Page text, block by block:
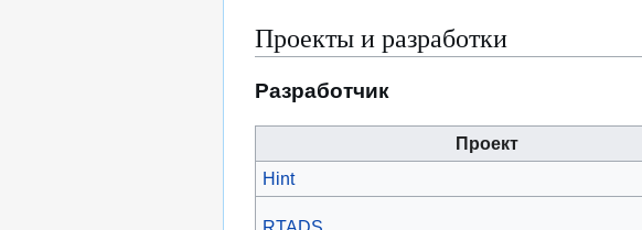
Проекты и разработки
Разработчик
Проект
Hint